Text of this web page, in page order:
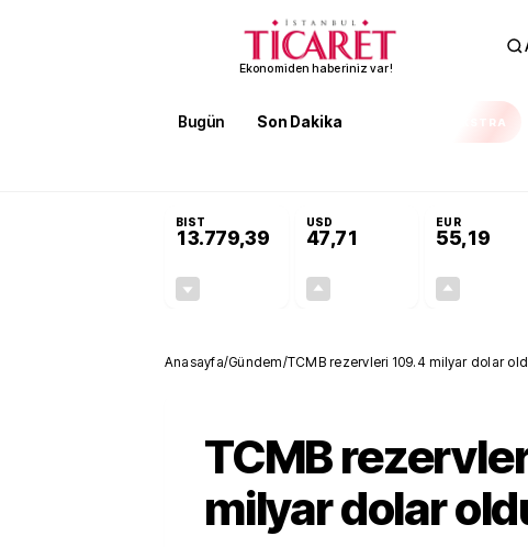
Ekonomiden haberiniz var!
Bugün Son Dakika EKSTRA
BIST
13.779,39
USD
47,71
EUR
55,19
Anasayfa/Gündem/TCMB rezervleri 109.4 milyar dolar
TCMB
milyar dolar